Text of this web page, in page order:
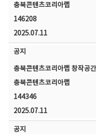
충북콘텐츠코리아랩
146208
2025.07.11
공지
충북콘텐츠코리아랩 창작공
충북콘텐츠코리아랩
144346
2025.07.11
공지